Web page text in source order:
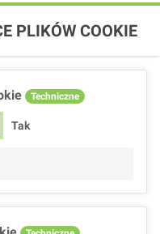
PLIKÓW COOKIE
Techniczne
Tak